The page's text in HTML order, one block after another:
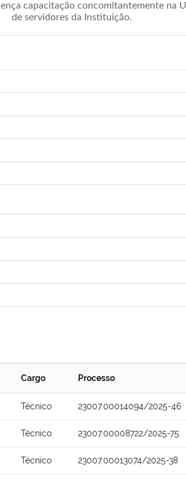
capacitação concomitantemente na
de servidores da Instituição.
Cargo Processo
Técnico 23007.00014094/2025-46
Técnico 23007.00008722/2025-75
Técnico 23007.00013074/2025-38